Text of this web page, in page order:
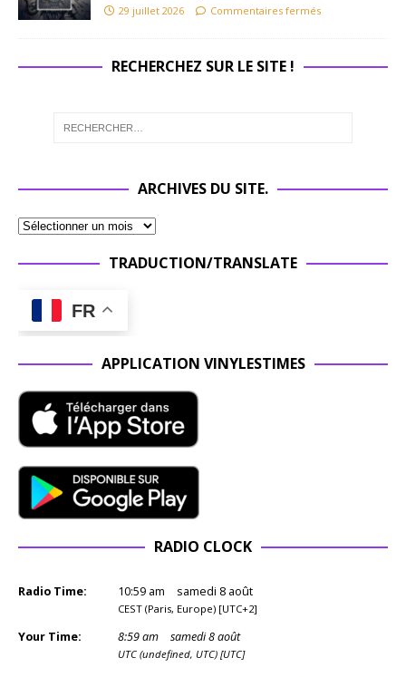
29 juillet 2026 Commentaires fermés
RECHERCHEZ SUR LE SITE !
ARCHIVES DU SITE.
TRADUCTION/TRANSLATE
FR
APPLICATION VINYLESTIMES
RADIO CLOCK
Radio Time: 10:59 am samedi 8 août
CEST (Paris, Europe) [UTC+2]
Your Time: 8:59am samedi 8 août
UTC (undefined, UTC) [UTC]